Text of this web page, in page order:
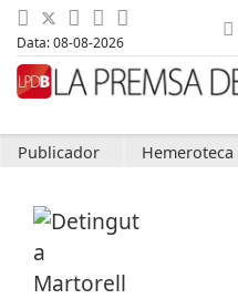
Data: 08-08-2026
Publicador Hemeroteca